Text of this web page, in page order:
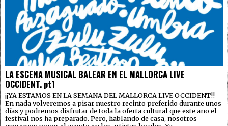
LA ESCENA MUSICAL BALEAR EN EL MALLORCA LIVE
OCCIDENT. pt1
¡¡YA ESTAMOS EN LA SEMANA DEL MALLORCA LIVE OCCIDENT!!
En nada volveremos a pisar nuestro recinto preferido durante unos
días y podremos disfrutar de toda la oferta cultural que este año el
festival nos ha preparado. Pero, hablando de casa, nosotros